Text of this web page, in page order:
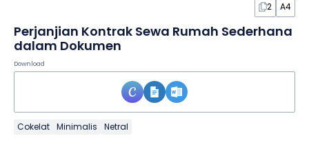
2 A4
Perjanjian Kontrak Sewa Rumah Sederhana
dalam Dokumen
Download
Cokelat Minimalis Netral